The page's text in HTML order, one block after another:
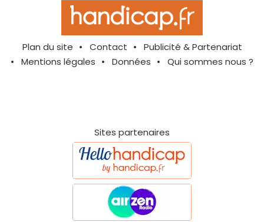
Plan du site Contact
Publicité & Partenariat
Mentions légales
Données Qui sommes nous ?
Sites partenaires